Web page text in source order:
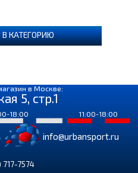
В КАТЕГОРИЮ
в Москве:
5, стр.1
18:00 11:00-18:00
info@urbansport.ru
7574